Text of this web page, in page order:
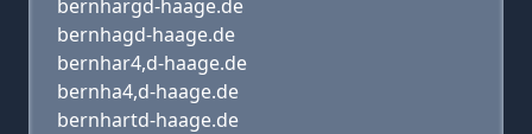
bernhargd-haage.de
bernhagd-haage.de
bernhar4,d-haage.de
bernha4,d-haage.de
bernhartd-haage.de